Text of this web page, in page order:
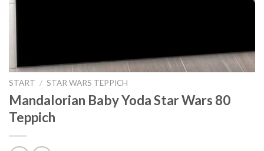
START / STAR WARS TEPPICH
Mandalorian Baby Yoda Star Wars 80
Teppich